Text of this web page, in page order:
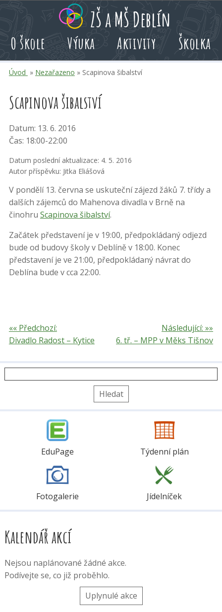
obsah
volby
akcí
ZŠ a MŠ Deblín
O škole Výuka Aktivity Školka
Úvod » Nezařazeno » Scapinova šibalství
Scapinova šibalství
Datum: 13. 6. 2016
Čas: 18:00-22:00
Datum poslední aktualizace: 4. 5. 2016
Autor příspěvku: Jitka Eliášová
V pondělí 13. června se uskuteční zájezd žáků 7. třídy a
dalších zájemců do Mahenova divadla v Brně na
činohru Scapinova šibalství.
Začátek představení je v 19:00, předpokládaný odjezd
bude od budovy školy v Deblíně v 18:00. Konec
představení je ve 21:00, předpokládaný návrat do
Deblína bude v cca 22:00.
«« Předchozí:
Divadlo Radost – Kytice
Následující: »»
6. tř. – MPP v Měks Tišnov
EduPage Týdenní plán
Fotogalerie Jídelníček
Kalendář akcí
Nejsou naplánované žádné akce.
Podívejte se, co již proběhlo.
Uplynulé akce